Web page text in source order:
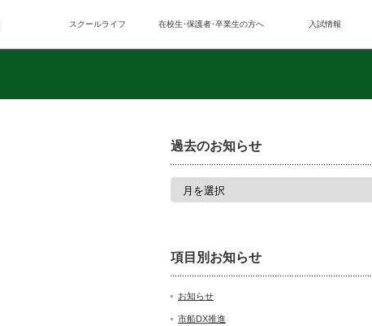
スクールライフ 在校生･保護者･卒業生の方へ 入試情報
過去のお知らせ
項目別お知らせ
お知らせ
市船DX推進